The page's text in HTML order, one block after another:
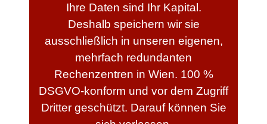
Ihre Daten sind Ihr Kapital.
Deshalb speichern wir sie
ausschließlich in unseren eigenen,
mehrfach redundanten
Rechenzentren in Wien. 100 %
DSGVO-konform und vor dem Zugriff
Dritter geschützt. Darauf können Sie